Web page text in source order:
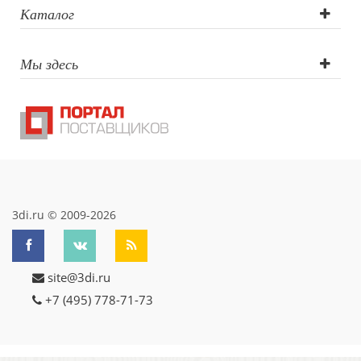
лазер),
Гравировка
(CO2 лазер)
Каталог
Мы здесь
3di.ru © 2009-2026
site@3di.ru
+7 (495) 778-71-73